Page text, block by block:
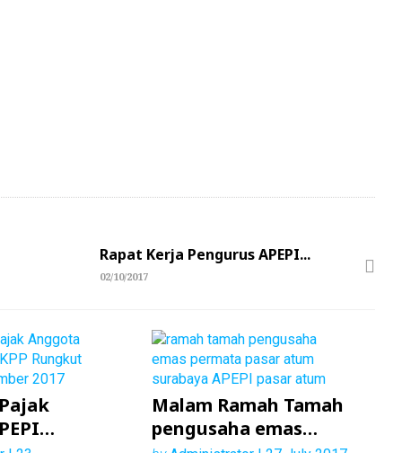
Rapat Kerja Pengurus APEPI...
02/10/2017
Malam Ramah Tamah
pengusaha emas